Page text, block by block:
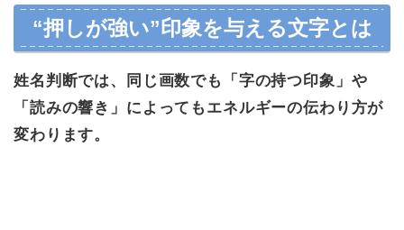
“押しが強い”印象を与える文字とは
姓名判断では、同じ画数でも「字の持つ印象」や
「読みの響き」によってもエネルギーの伝わり方が
変わります。